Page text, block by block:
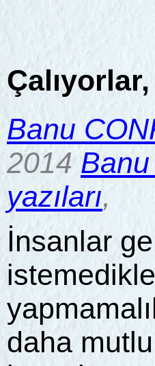
Banu
2014
yazıları,
İnsanlar
daha